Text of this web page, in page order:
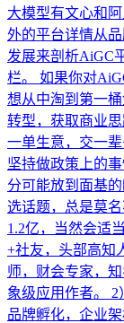
大模型有文心和
外的平台详情从
发展来剖析AiGC
栏。 如果你对
想从中淘到第一
转型，获取商业
一单生意，交一
坚持做政策上的
分可能放到面基
选话题，总是莫
1.2亿，当然会适
+社友，头部高知
师，财会专家，
象级应用作者。 2
品牌孵化，企业